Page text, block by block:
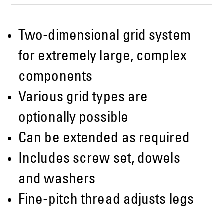
Two-dimensional grid system
for extremely large, complex
components
Various grid types are
optionally possible
Can be extended as required
Includes screw set, dowels
and washers
Fine-pitch thread adjusts legs